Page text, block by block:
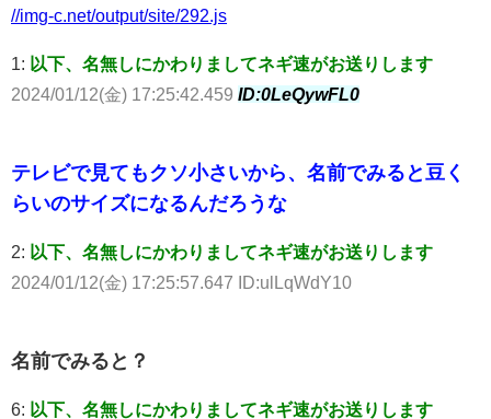
//img-c.net/output/site/292.js
1: 以下、名無しにかわりましてネギ速がお送りします
2024/01/12(金) 17:25:42.459 ID:0LeQywFL0
テレビで見てもクソ小さいから、名前でみると豆く
らいのサイズになるんだろうな
2: 以下、名無しにかわりましてネギ速がお送りします
2024/01/12(金) 17:25:57.647 ID:ulLqWdY10
名前でみると？
6: 以下、名無しにかわりましてネギ速がお送りします